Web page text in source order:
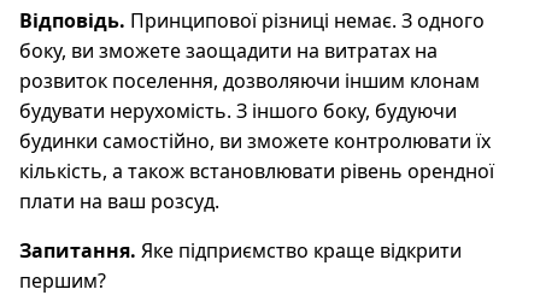
Відповідь. Принципової різниці немає. З одного
боку, ви зможете заощадити на витратах на
розвиток поселення, дозволяючи іншим клонам
будувати нерухомість. З іншого боку, будуючи
будинки самостійно, ви зможете контролювати їх
кількість, а також встановлювати рівень орендної
плати на ваш розсуд.
Запитання. Яке підприємство краще відкрити
першим?